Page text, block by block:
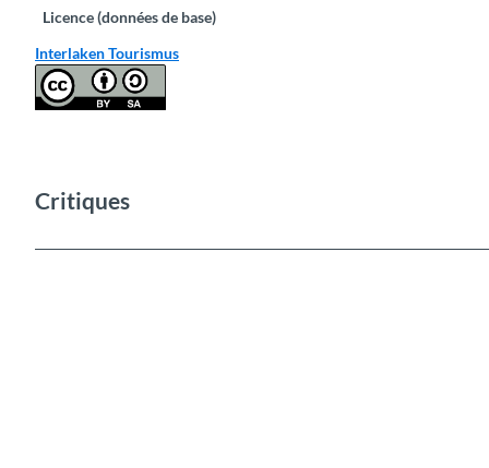
Licence (données de base)
Interlaken Tourismus
Critiques